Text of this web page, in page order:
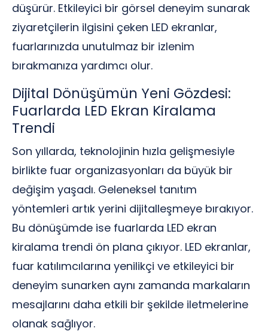
düşürür. Etkileyici bir görsel deneyim sunarak
ziyaretçilerin ilgisini çeken LED ekranlar,
fuarlarınızda unutulmaz bir izlenim
bırakmanıza yardımcı olur.
Dijital Dönüşümün Yeni Gözdesi:
Fuarlarda LED Ekran Kiralama
Trendi
Son yıllarda, teknolojinin hızla gelişmesiyle
birlikte fuar organizasyonları da büyük bir
değişim yaşadı. Geleneksel tanıtım
yöntemleri artık yerini dijitalleşmeye bırakıyor.
Bu dönüşümde ise fuarlarda LED ekran
kiralama trendi ön plana çıkıyor. LED ekranlar,
fuar katılımcılarına yenilikçi ve etkileyici bir
deneyim sunarken aynı zamanda markaların
mesajlarını daha etkili bir şekilde iletmelerine
olanak sağlıyor.